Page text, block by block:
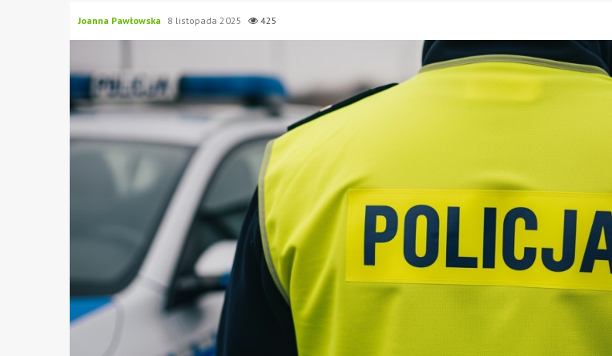
Joanna Pawłowska 8 listopada 2025 425